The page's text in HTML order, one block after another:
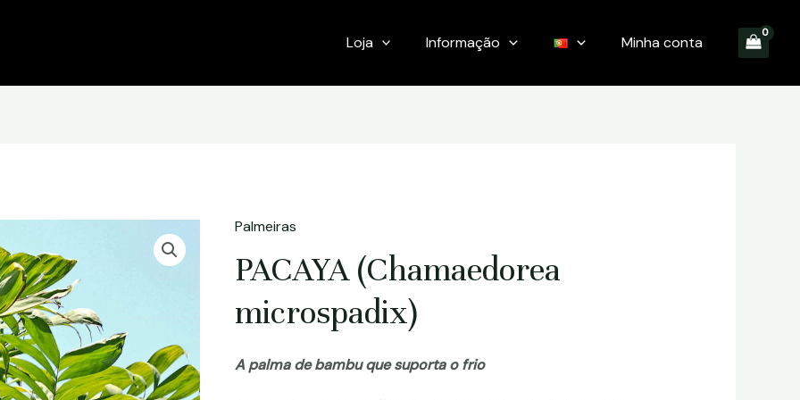
Loja Informação Minha conta
Palmeiras
PACAYA (Chamaedorea
microspadix)
A palma de bambu que suporta o frio